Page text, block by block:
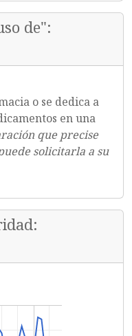
de":
o se dedica a
en una
que precise
solicitarla a su